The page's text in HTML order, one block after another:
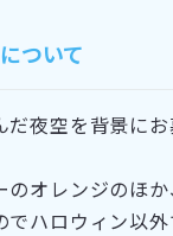
ついて
だ夜空を背景に
のオレンジのほ
でハロウィン以